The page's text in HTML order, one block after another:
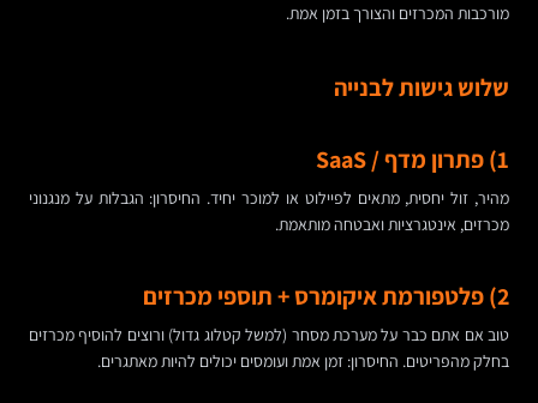
מורכבות המכרזים והצורך בזמן אמת.
שלוש גישות לבנייה
1) פתרון מדף / SaaS
מהיר, זול יחסית, מתאים לפיילוט או למוכר יחיד. החיסרון: הגבלות על מנגנוני
מכרזים, אינטגרציות ואבטחה מותאמת.
2) פלטפורמת איקומרס + תוספי מכרזים
טוב אם אתם כבר על מערכת מסחר (למשל קטלוג גדול) ורוצים להוסיף מכרזים
בחלק מהפריטים. החיסרון: זמן אמת ועומסים יכולים להיות מאתגרים.